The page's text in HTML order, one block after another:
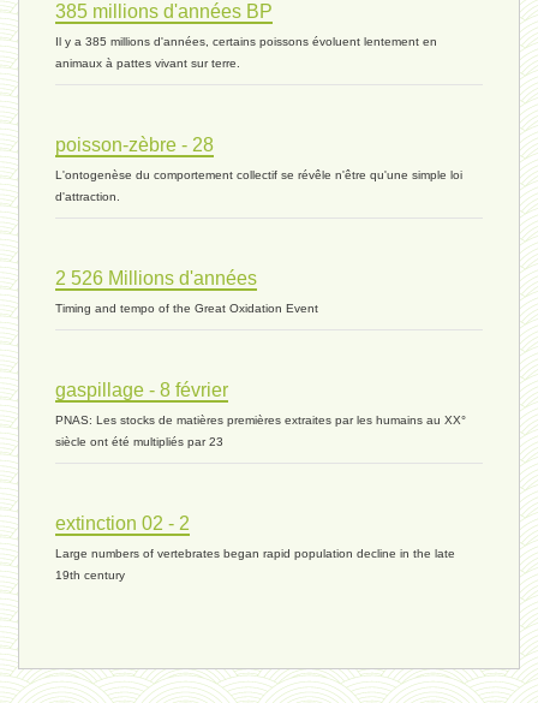
monogamie 03 - 21 novembre 2023 *
évolution 06 - 9 novembre 2023 *
vivant 07 - 22 octobre 2023 *
vivant 06 - 19 octobre 2023 *
externalité - 29 septembre 2023 *
385 millions d'années BP
Il y a 385 millions d'années, certains poissons évoluent lentement en
animaux à pattes vivant sur terre.
poisson-zèbre - 28
L'ontogenèse du comportement collectif se révêle n'être qu'une simple loi
d'attraction.
2 526 Millions d'années
Timing and tempo of the Great Oxidation Event
gaspillage - 8 février
PNAS: Les stocks de matières premières extraites par les humains au XX°
siècle ont été multipliés par 23
extinction 02 - 2
Large numbers of vertebrates began rapid population decline in the late
19th century